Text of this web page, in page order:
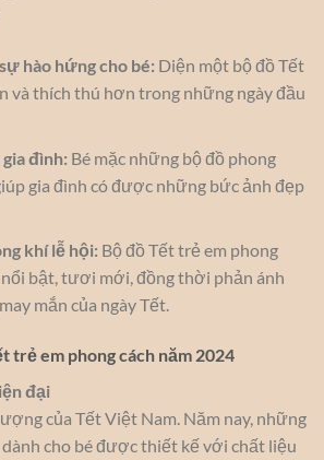
hào hứng cho bé: Diện một bộ đồ Tết
và thích thú hơn trong những ngày đầu
đình: Bé mặc những bộ đồ phong
gia đình có được những bức ảnh đẹp
khí lễ hội: Bộ đồ Tết trẻ em phong
nổi bật, tươi mới, đồng thời phản ánh
mắn của ngày Tết.
trẻ em phong cách năm 2024
đại
của Tết Việt Nam. Năm nay, những
dành cho bé được thiết kế với chất liệu